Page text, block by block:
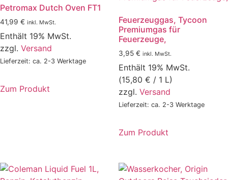
Petromax Dutch Oven FT1
41,99 € inkl. MwSt.
Enthält 19% MwSt.
zzgl. Versand
Lieferzeit: ca. 2-3 Werktage
Zum Produkt
auf.
Die
Feuerzeuggas, Tycoon
Premiumgas für
Feuerzeuge,
3,95 € inkl. MwSt.
Enthält 19% MwSt.
(15,80 € / 1 L)
zzgl. Versand
Lieferzeit: ca. 2-3 Werktage
Zum Produkt